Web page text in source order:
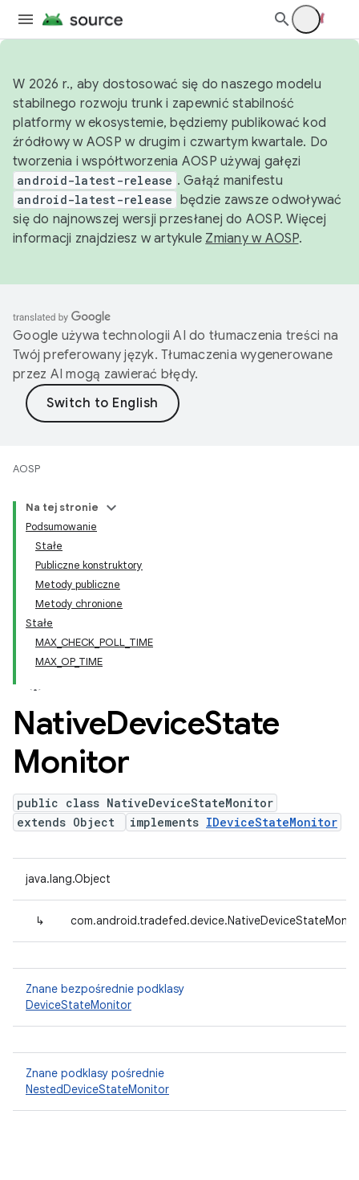
W 2026 r., aby dostosować się do naszego modelu
stabilnego rozwoju trunk i zapewnić stabilność
platformy w ekosystemie, będziemy publikować kod
źródłowy w AOSP w drugim i czwartym kwartale. Do
tworzenia i współtworzenia AOSP używaj gałęzi
android-latest-release . Gałąź manifestu
android-latest-release będzie zawsze odwoływać
się do najnowszej wersji przesłanej do AOSP. Więcej
informacji znajdziesz w artykule Zmiany w AOSP.
Google używa technologii AI do tłumaczenia treści na
Twój preferowany język. Tłumaczenia wygenerowane
przez AI mogą zawierać błędy.
AOSP
Na tej stronie
Podsumowanie
Stałe
Publiczne konstruktory
Metody publiczne
Metody chronione
Stałe
MAX_CHECK_POLL_TIME
MAX_OP_TIME
NativeDeviceState
Monitor
public class NativeDeviceStateMonitor
extends Object
implements IDeviceStateMonitor
java.lang.Object
↳
Znane bezpośrednie podklasy
DeviceStateMonitor
Znane podklasy pośrednie
NestedDeviceStateMonitor